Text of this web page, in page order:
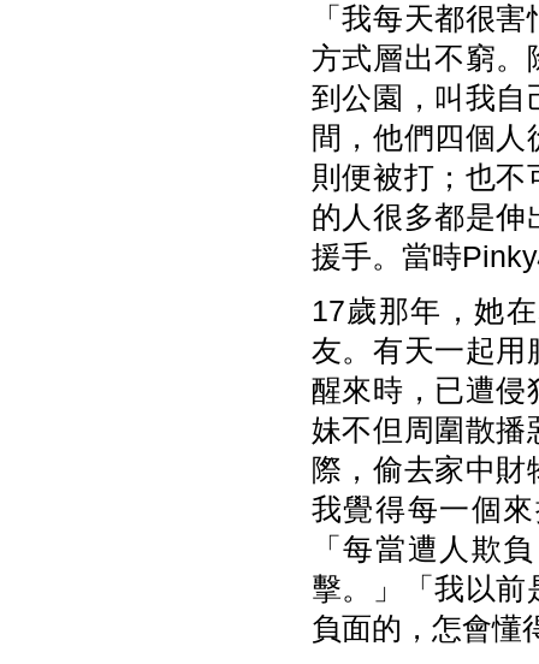
「我每天都很
方式層出不窮。
到公園，叫我自
間，他們四個
則便被打；也
的人很多都是伸
援手。當時
17歲那年，她
友。有天一起用
醒來時，已遭侵
妹不但周圍散播
際，偷去家中
我覺得每一個
「每當遭人欺
擊。」「我以前
負面的，怎會懂